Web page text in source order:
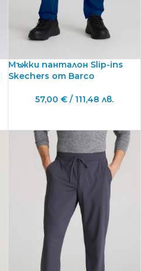
Мъжки панталон Slip-ins
Skechers от Barco
57,00 €/ 111,48 лв.